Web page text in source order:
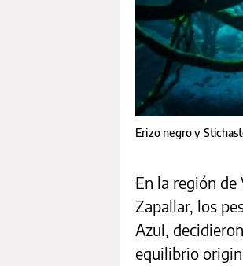
Erizo negro y
En la región de
Zapallar, los
Azul,
equilibrio